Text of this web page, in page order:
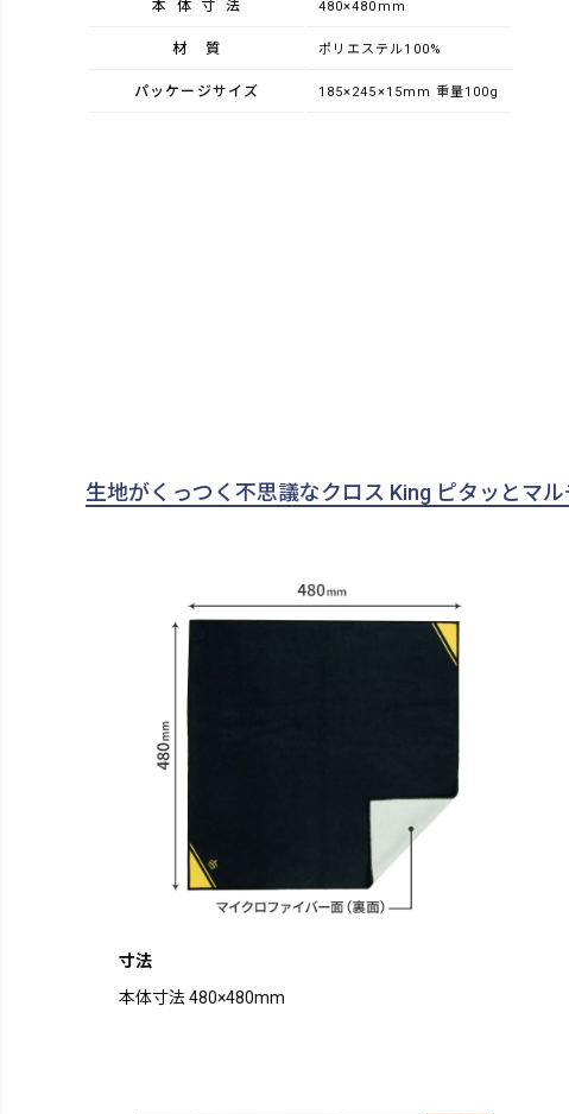
本体寸法 480×480mm
材質 ポリエステル100%
パッケージサイズ 185×245×15mm 重量100g
生地がくっつく不思議なクロス King ピタッとマ
寸法
本体寸法 480×480mm